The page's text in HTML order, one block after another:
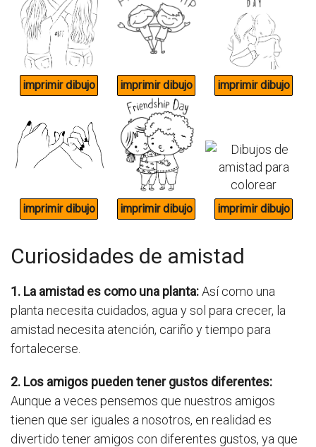
Curiosidades de amistad
1. La amistad es como una planta:Así como una
planta necesita cuidados, agua y sol para crecer, la
amistad necesita atención, cariño y tiempo para
fortalecerse.
2. Los amigos pueden tener gustos diferentes:
Aunque a veces pensemos que nuestros amigos
tienen que ser iguales a nosotros, en realidad es
divertido tener amigos con diferentes gustos, ya que